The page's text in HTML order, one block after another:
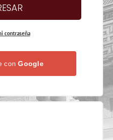
contraseña
conGoogle